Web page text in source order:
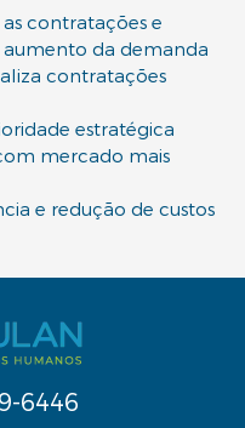
contratações e
da demanda
contratações
estratégica
mercado mais
e redução de custos
6446